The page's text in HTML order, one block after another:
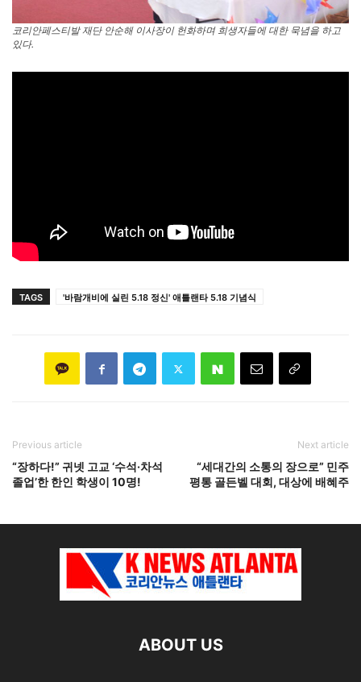
코리안페스티발 재단 안순해 이사장이 헌화하며 희생자들에 대한 묵념을 하고
있다.
TAGS '바람개비에 실린 5.18 정신' 애틀랜타 5.18 기념식
Previous article
“장하다!” 귀넷 고교 ‘수석·차석
졸업’한 한인 학생이 10명!
Next article
“세대간의 소통의 장으로” 민주
평통 골든벨 대회, 대상에 배혜주
ABOUT US